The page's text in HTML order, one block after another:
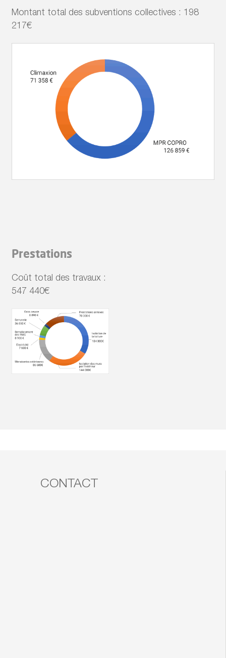
Montant total des subventions collectives : 198
217€
Prestations
Coût total des travaux :
547 440€
CONTACT